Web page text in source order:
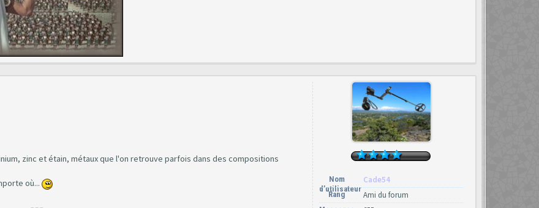
zinc et étain, métaux que l'on retrouve parfois dans des compositions
où...
Nom
d’utilisateur
Cade54
Rang Ami du forum